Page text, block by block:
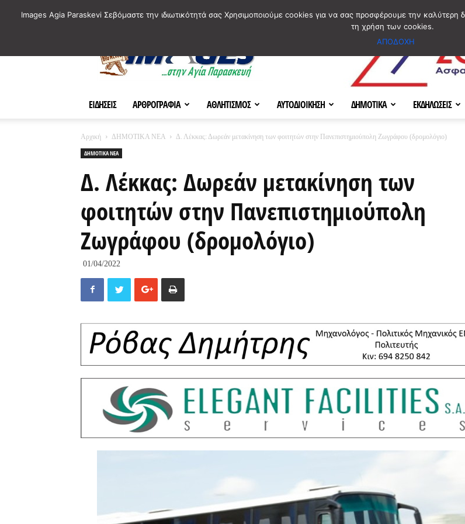
ΕΙΔΗΣΕΙΣ ΑΡΘΡΟΓΡΑΦΙΑ ΑΘΛΗΤΙΣΜΟΣ ΑΥΤΟΔΙΟΙΚΗΣΗ ΔΗΜΟΤΙΚΑ ΕΚΔΗΛΩΣΕΙΣ
Αρχική ΔΗΜΟΤΙΚΑ ΝΕΑ
Δ. Λέκκας: Δωρεάν μετακίνηση των φοιτητών στην Πανεπιστημιούπολη Ζωγράφου (δρομολόγιο)
ΔΗΜΟΤΙΚΑ ΝΕΑ
Δ. Λέκκας: Δωρεάν μετακίνηση των
φοιτητών στην Πανεπιστημιούπολη
Ζωγράφου (δρομολόγιο)
01/04/2022
Images Agia Paraskevi Σεβόμαστε την ιδιωτικότητά σας Χρησιμοποιούμε cookies για να σας προσφέρουμε την καλύτερη
τη χρήση των cookies.
ΑΠΟΔΟΧΗ